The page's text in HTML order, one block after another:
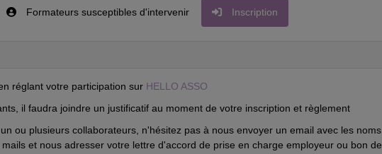
Formateurs susceptibles d'intervenir Inscription
réglant votre participation sur HELLO ASSO
il faudra joindre un justificatif au moment de votre inscription et règlement
ou plusieurs collaborateurs, n'hésitez pas à nous envoyer un email avec les noms,
et nous adresser votre lettre d'accord de prise en charge employeur ou bon de